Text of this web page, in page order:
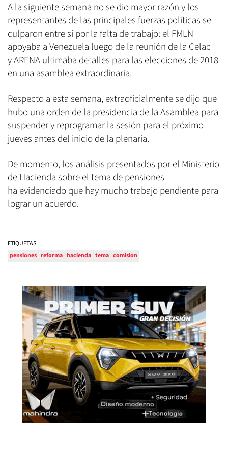
A la siguiente semana no se dio mayor razón y los
representantes de las principales fuerzas políticas se
culparon entre sí por la falta de trabajo: el FMLN
apoyaba a Venezuela luego de la reunión de la Celac
y ARENA ultimaba detalles para las elecciones de 2018
en una asamblea extraordinaria.
Respecto a esta semana, extraoficialmente se dijo que
hubo una orden de la presidencia de la Asamblea para
suspender y reprogramar la sesión para el próximo
jueves antes del inicio de la plenaria.
De momento, los análisis presentados por el Ministerio
de Hacienda sobre el tema de pensiones
ha evidenciado que hay mucho trabajo pendiente para
lograr un acuerdo.
ETIQUETAS:
pensiones reforma hacienda tema comision